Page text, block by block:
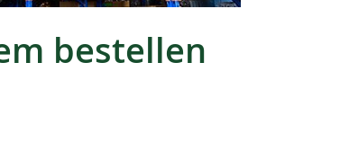
bestellen